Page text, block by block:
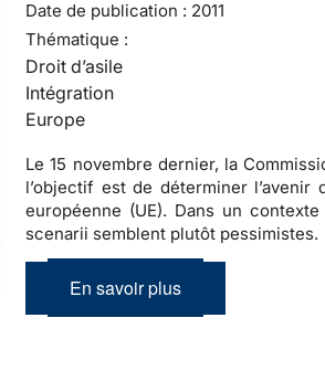
Date de publication : 2011
Thématique :
Droit d’asile
Intégration
Europe
Le 15 novembre dernier, la
l’objectif est de déterminer l’avenir
européenne (UE). Dans un
scenarii semblent plutôt pessimistes.
En savoir plus